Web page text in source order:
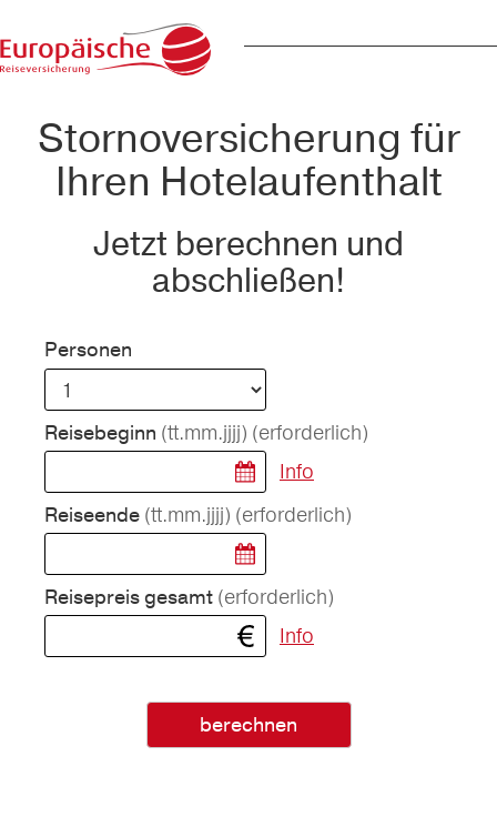
Stornoversicherung für
Ihren Hotelaufenthalt
Jetzt berechnen und
abschließen!
Personen
Reisebeginn (tt.mm.jjjj) (erforderlich)
Info
Reiseende (tt.mm.jjjj) (erforderlich)
Reisepreis gesamt (erforderlich)
Info
berechnen